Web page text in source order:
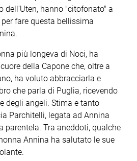
dell'Uten, hanno "citofonato" a
fare questa bellissima
più longeva di Noci, ha
della Capone che, oltre a
ha voluto abbracciarla e
che parla di Puglia, ricevendo
degli angeli. Stima e tanto
Parchitelli, legata ad Annina
parentela. Tra aneddoti, qualche
Annina ha salutato le sue